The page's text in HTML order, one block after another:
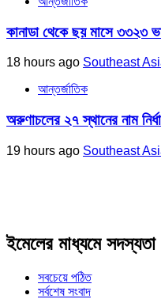
কানাডা থেকে ছয় মাসে ৩৩২৩
18 hours ago Southeast
আন্তর্জাতিক
অরুণাচলের ২৭ স্থানের নাম
19 hours ago Southeast
ইমেলের মাধ্যমে সদস্যতা
সবচেয়ে পঠিত
সর্বশেষ সংবাদ